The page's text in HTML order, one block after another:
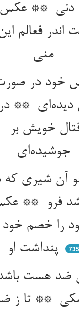
دنی ** عکس
اندر فعالم
منی
خود در
دیده‌ای ** در
خویش بر
جوشیده‌ای
آن شیری که
فرو **
را خصم خود
پنداشت او
735
ضد هست
** تا ز